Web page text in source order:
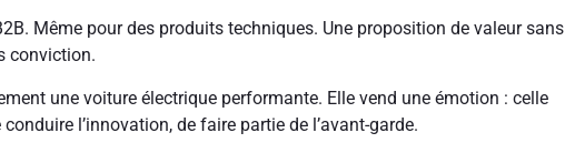
Même pour des produits techniques. Une proposition de valeur sans
conviction.
une voiture électrique performante. Elle vend une émotion : celle
l’innovation, de faire partie de l’avant-garde.